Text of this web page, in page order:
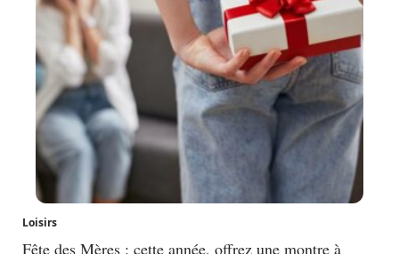
Loisirs
Fête des Mères : cette année, offrez une montre à